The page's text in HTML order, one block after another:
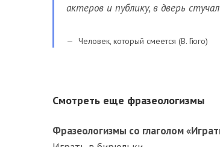
актеров и публику, в дверь
Человек, который смеется (В. Гюго)
Смотреть еще фразеологизмы
Фразеологизмы со глаголом «